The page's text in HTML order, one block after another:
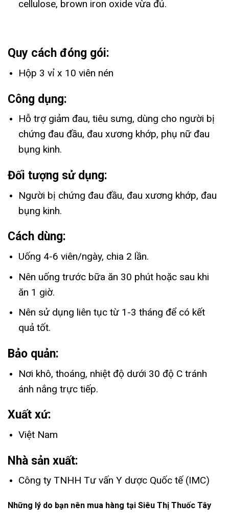
cellulose, brown iron oxide vừa đủ.
Quy cách đóng gói:
Hộp 3 vỉ x 10 viên nén
Công dụng:
Hỗ trợ giảm đau, tiêu sưng, dùng cho người bị
chứng đau đầu, đau xương khớp, phụ nữ đau
bụng kinh.
Đối tượng sử dụng:
Người bị chứng đau đầu, đau xương khớp, đau
bụng kinh.
Cách dùng:
Uống 4-6 viên/ngày, chia 2 lần.
Nên uống trước bữa ăn 30 phút hoặc sau khi
ăn 1 giờ.
Nên sử dụng liên tục từ 1-3 tháng để có kết
quả tốt.
Bảo quản:
Nơi khô, thoáng, nhiệt độ dưới 30 độ C tránh
ánh nắng trực tiếp.
Xuất xứ:
Việt Nam
Nhà sản xuất:
Công ty TNHH Tư vấn Y dược Quốc tế (IMC)
Những lý do bạn nên mua hàng tại Siêu Thị Thuốc Tây